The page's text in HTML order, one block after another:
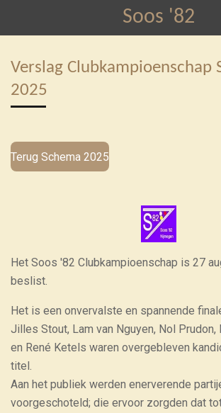
direct
de
hoofdinhoud
Soos '82
Verslag Clubkampioenschap
2025
Terug Schema 2025
Het Soos '82 Clubkampioenschap is 27
beslist.
Het is een onvervalste en spannende
Jilles Stout, Lam van Nguyen, Nol Prudon,
en René Ketels waren overgebleven
titel.
Aan het publiek werden enerverende
voorgeschoteld; die ervoor zorgden dat